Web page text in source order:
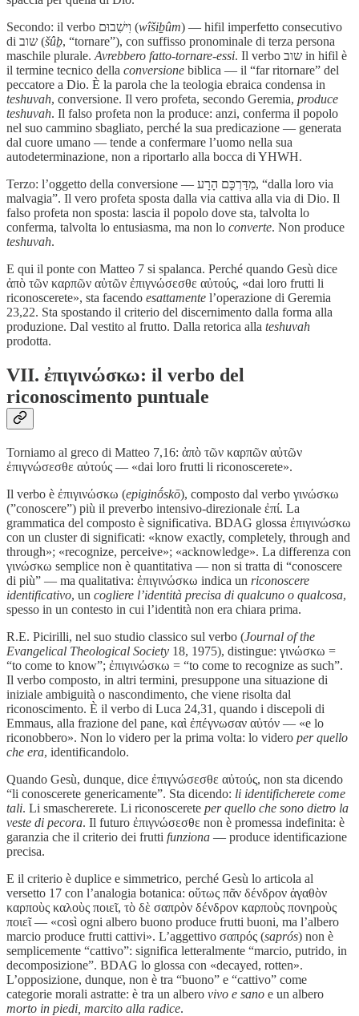
Secondo: il verbo וִישִׁבוּם (wîšiḇûm) — hifil imperfetto consecutivo
di שוב (šûḇ, “tornare”), con suffisso pronominale di terza persona
maschile plurale. Avrebbero fatto-tornare-essi. Il verbo שוב in hifil è
il termine tecnico della conversione biblica — il “far ritornare” del
peccatore a Dio. È la parola che la teologia ebraica condensa in
teshuvah, conversione. Il vero profeta, secondo Geremia, produce
teshuvah. Il falso profeta non la produce: anzi, conferma il popolo
nel suo cammino sbagliato, perché la sua predicazione — generata
dal cuore umano — tende a confermare l’uomo nella sua
autodeterminazione, non a riportarlo alla bocca di YHWH.
Terzo: l’oggetto della conversione — מִדַּרְכָּם הָרָע, “dalla loro via
malvagia”. Il vero profeta sposta dalla via cattiva alla via di Dio. Il
falso profeta non sposta: lascia il popolo dove sta, talvolta lo
conferma, talvolta lo entusiasma, ma non lo converte. Non produce
teshuvah.
E qui il ponte con Matteo 7 si spalanca. Perché quando Gesù dice
ἀπὸ τῶν καρπῶν αὐτῶν ἐπιγνώσεσθε αὐτούς, «dai loro frutti li
riconoscerete», sta facendo esattamente l’operazione di Geremia
23,22. Sta spostando il criterio del discernimento dalla forma alla
produzione. Dal vestito al frutto. Dalla retorica alla teshuvah
prodotta.
VII. ἐπιγινώσκω: il verbo del
riconoscimento puntuale
Torniamo al greco di Matteo 7,16: ἀπὸ τῶν καρπῶν αὐτῶν
ἐπιγνώσεσθε αὐτούς — «dai loro frutti li riconoscerete».
Il verbo è ἐπιγινώσκω (epiginṓskō), composto dal verbo γινώσκω
(”conoscere”) più il preverbo intensivo-direzionale ἐπί. La
grammatica del composto è significativa. BDAG glossa ἐπιγινώσκω
con un cluster di significati: «know exactly, completely, through and
through»; «recognize, perceive»; «acknowledge». La differenza con
γινώσκω semplice non è quantitativa — non si tratta di “conoscere
di più” — ma qualitativa: ἐπιγινώσκω indica un riconoscere
identificativo, un cogliere l’identità precisa di qualcuno o qualcosa,
spesso in un contesto in cui l’identità non era chiara prima.
R.E. Picirilli, nel suo studio classico sul verbo (Journal of the
Evangelical Theological Society 18, 1975), distingue: γινώσκω =
“to come to know”; ἐπιγινώσκω = “to come to recognize as such”.
Il verbo composto, in altri termini, presuppone una situazione di
iniziale ambiguità o nascondimento, che viene risolta dal
riconoscimento. È il verbo di Luca 24,31, quando i discepoli di
Emmaus, alla frazione del pane, καὶ ἐπέγνωσαν αὐτόν — «e lo
riconobbero». Non lo videro per la prima volta: lo videro per quello
che era, identificandolo.
Quando Gesù, dunque, dice ἐπιγνώσεσθε αὐτούς, non sta dicendo
“li conoscerete genericamente”. Sta dicendo: li identificherete come
tali. Li smaschererete. Li riconoscerete per quello che sono dietro la
veste di pecora. Il futuro ἐπιγνώσεσθε non è promessa indefinita: è
garanzia che il criterio dei frutti funziona — produce identificazione
precisa.
E il criterio è duplice e simmetrico, perché Gesù lo articola al
versetto 17 con l’analogia botanica: οὕτως πᾶν δένδρον ἀγαθὸν
καρποὺς καλοὺς ποιεῖ, τὸ δὲ σαπρὸν δένδρον καρποὺς πονηροὺς
ποιεῖ — «così ogni albero buono produce frutti buoni, ma l’albero
marcio produce frutti cattivi». L’aggettivo σαπρός (saprós) non è
semplicemente “cattivo”: significa letteralmente “marcio, putrido, in
decomposizione”. BDAG lo glossa con «decayed, rotten».
L’opposizione, dunque, non è tra “buono” e “cattivo” come
categorie morali astratte: è tra un albero vivo e sano e un albero
morto in piedi, marcito alla radice.